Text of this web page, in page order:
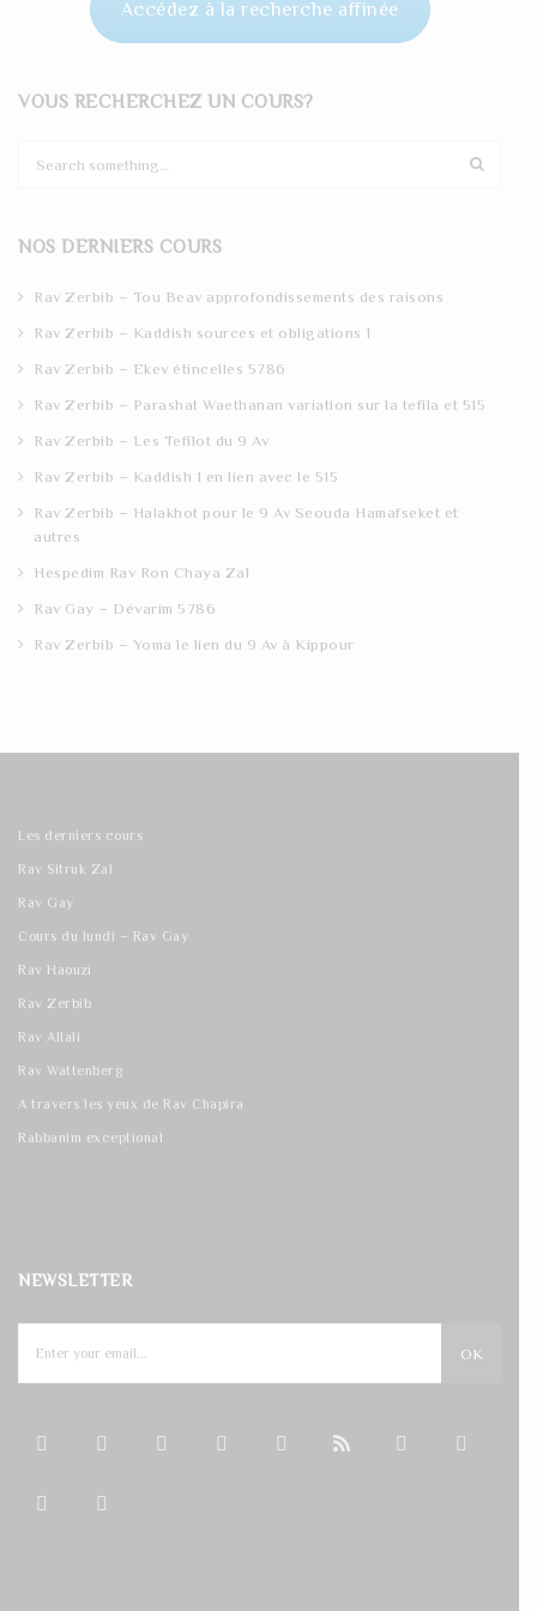
Accédez à la recherche affinée
VOUS RECHERCHEZ UN COURS?
c
NOS DERNIERS COURS
Rav Zerbib – Tou Beav approfondissements des raisons
Rav Zerbib – Kaddish sources et obligations 1
Rav Zerbib – Ekev étincelles 5786
Rav Zerbib – Parashat Waethanan variation sur la tefila et 515
Rav Zerbib – Les Tefilot du 9 Av
Rav Zerbib – Kaddish 1 en lien avec le 515
Rav Zerbib – Halakhot pour le 9 Av Seouda Hamafseket et
autres
Hespedim Rav Ron Chaya Zal
Rav Gay – Dévarim 5786
Rav Zerbib – Yoma le lien du 9 Av à Kippour
Les derniers cours
Rav Sitruk Zal
Rav Gay
Cours du lundi – Rav Gay
Rav Haouzi
Rav Zerbib
Rav Allali
Rav Wattenberg
A travers les yeux de Rav Chapira
Rabbanim exceptional
NEWSLETTER
OK